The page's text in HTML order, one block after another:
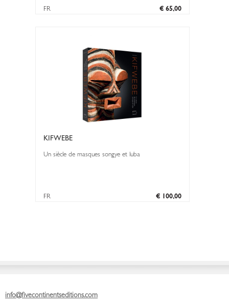
€ 65,00
FR
KIFWEBE
Un siècle de masques songye et luba
€ 100,00
FR
info@fivecontinentseditions.com